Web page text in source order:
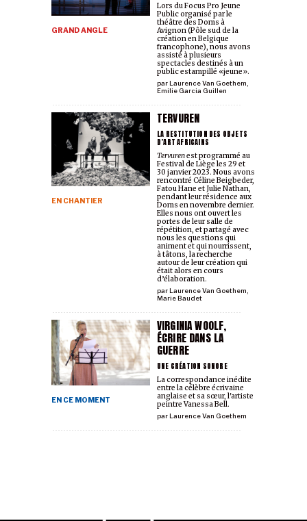
GRAND ANGLE
parLaurence Van Goethem
Emilie Garcia Guillen
Lors du Focus Pro Jeune
Public organisé par le
théâtre des Doms à
Avignon (Pôle sud de la
création en Belgique
francophone), nous avons
assisté à plusieurs
spectacles destinés à un
public estampillé «jeune».
TERVUREN
LA RESTITUTION DES OBJETS
D’ART AFRICAINS
EN CHANTIER
parLaurence Van Goethem
Marie Baudet
Tervurenest programmé au
Festival de Liège les 29 et
30 janvier 2023. Nous avons
rencontré Céline Beigbeder,
Fatou Hane et Julie Nathan,
pendant leur résidence aux
Doms en novembre dernier.
Elles nous ont ouvert les
portes de leur salle de
répétition, et partagé avec
nous les questions qui
animent et qui nourrissent,
à tâtons, la recherche
autour de leur création qui
était alors en cours
d’élaboration.
VIRGINIA WOOLF,
ÉCRIRE DANS LA
GUERRE
UNE CRÉATION SONORE
EN CE MOMENT
parLaurence Van Goethem
La correspondance inédite
entre la célèbre écrivaine
anglaise et sa sœur, l'artiste
peintre Vanessa Bell.